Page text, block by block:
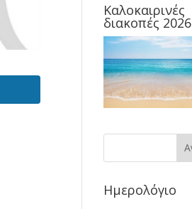
Καλοκαιρινές
διακοπές 2026
Ημερολόγιο